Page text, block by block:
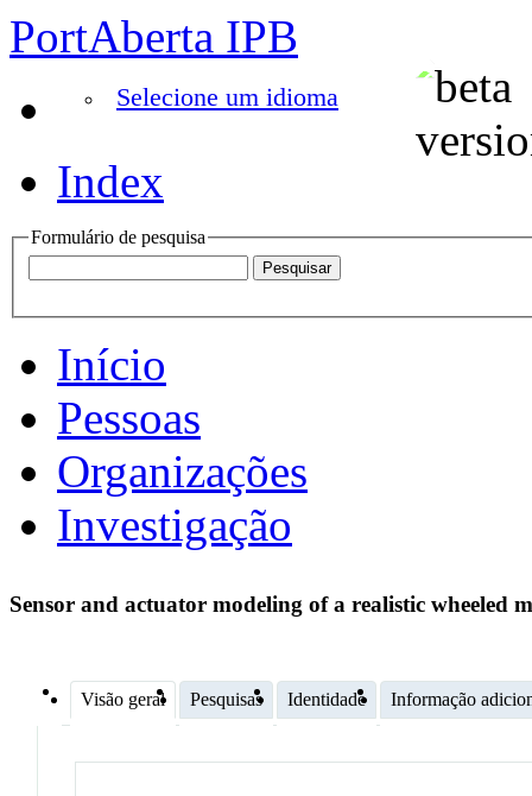
PortAberta IPB
Selecione um idioma
Index
Formulário de pesquisa
Início
Pessoas
Organizações
Investigação
Sensor and actuator modeling of a realistic wheeled
Visão geral Pesquisas Identidade Informação